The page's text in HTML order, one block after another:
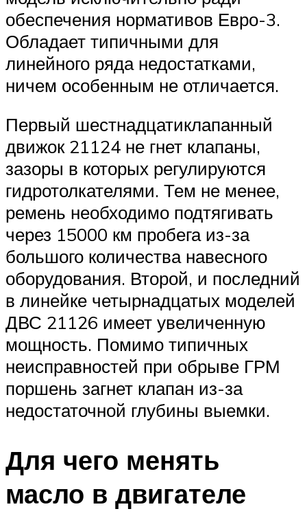
обеспечения нормативов Евро-3.
Обладает типичными для
линейного ряда недостатками,
ничем особенным не отличается.
Первый шестнадцатиклапанный
движок 21124 не гнет клапаны,
зазоры в которых регулируются
гидротолкателями. Тем не менее,
ремень необходимо подтягивать
через 15000 км пробега из-за
большого количества навесного
оборудования. Второй, и последний
в линейке четырнадцатых моделей
ДВС 21126 имеет увеличенную
мощность. Помимо типичных
неисправностей при обрыве ГРМ
поршень загнет клапан из-за
недостаточной глубины выемки.
Для чего менять
масло в двигателе